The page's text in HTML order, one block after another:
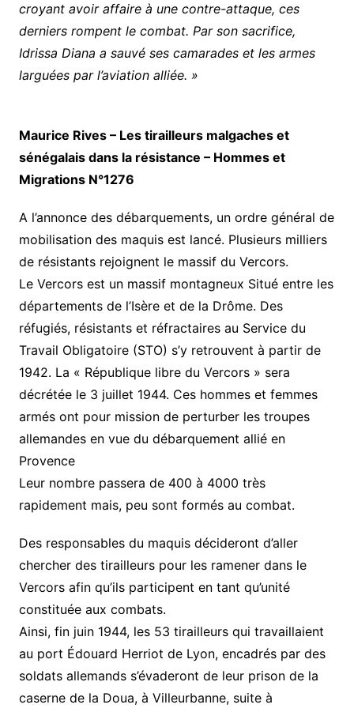
croyant avoir affaire à une contre-attaque, ces
derniers rompent le combat. Par son sacrifice,
Idrissa Diana a sauvé ses camarades et les armes
larguées par l’aviation alliée. »
Maurice Rives – Les tirailleurs malgaches et
sénégalais dans la résistance – Hommes et
Migrations N°1276
A l’annonce des débarquements, un ordre général de
mobilisation des maquis est lancé. Plusieurs milliers
de résistants rejoignent le massif du Vercors.
Le Vercors est un massif montagneux Situé entre les
départements de l’Isère et de la Drôme. Des
réfugiés, résistants et réfractaires au Service du
Travail Obligatoire (STO) s’y retrouvent à partir de
1942. La « République libre du Vercors » sera
décrétée le 3 juillet 1944. Ces hommes et femmes
armés ont pour mission de perturber les troupes
allemandes en vue du débarquement allié en
Provence
Leur nombre passera de 400 à 4000 très
rapidement mais, peu sont formés au combat.
Des responsables du maquis décideront d’aller
chercher des tirailleurs pour les ramener dans le
Vercors afin qu’ils participent en tant qu’unité
constituée aux combats.
Ainsi, fin juin 1944, les 53 tirailleurs qui travaillaient
au port Édouard Herriot de Lyon, encadrés par des
soldats allemands s’évaderont de leur prison de la
caserne de la Doua, à Villeurbanne, suite à